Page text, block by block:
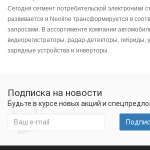
Сегодня сегмент потребительской электроники
развивается и Neoline трансформируется в
запросами. В ассортименте компании
видеорегистраторы, радар-детекторы, гибриды,
зарядные устройства и инверторы.
Подписка на новости
Будьте в курсе новых акций и